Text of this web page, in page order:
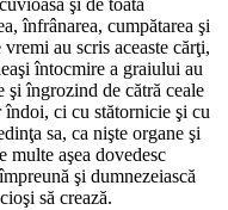
şi de toată
înfrânarea, cumpătarea şi
au scris aceaste cărţi,
întocmire a graiului au
şi îngrozind de cătră ceale
îndoi, ci cu stătornicie şi cu
sa, ca nişte organe şi
multe aşea dovedesc
şi dumnezeiască
să crează.